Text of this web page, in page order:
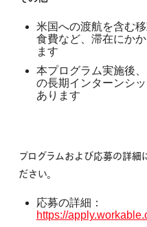
米国への渡航を含む
食費など、滞在にか
ます
本プログラム実施後
の長期インターンシ
あります
プログラムおよび応募の詳細
ださい。
応募の詳細：
https://